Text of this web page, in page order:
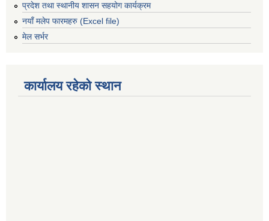
प्रदेश तथा स्थानीय शासन सहयोग कार्यक्रम
नयाँ मलेप फारमहरु (Excel file)
मेल सर्भर
कार्यालय रहेको स्थान